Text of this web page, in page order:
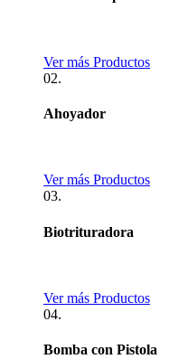
Ver más Productos
02.
Ahoyador
Ver más Productos
03.
Biotrituradora
Ver más Productos
04.
Bomba con Pistola